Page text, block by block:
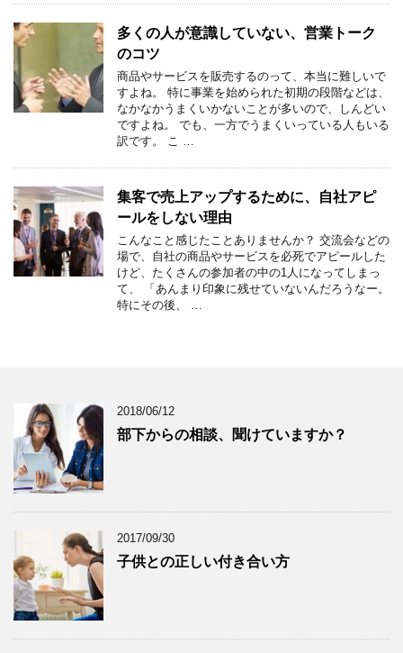
多くの人が意識していない、営業トーク
のコツ
商品やサービスを販売するのって、本当に難しいで
すよね。 特に事業を始められた初期の段階などは、
なかなかうまくいかないことが多いので、しんどい
ですよね。 でも、一方でうまくいっている人もいる
訳です。 こ …
集客で売上アップするために、自社アピ
ールをしない理由
こんなこと感じたことありませんか？ 交流会などの
場で、自社の商品やサービスを必死でアピールした
けど、たくさんの参加者の中の1人になってしまっ
て、 「あんまり印象に残せていないんだろうなー。
特にその後、 …
2018/06/12
部下からの相談、聞けていますか？
2017/09/30
子供との正しい付き合い方